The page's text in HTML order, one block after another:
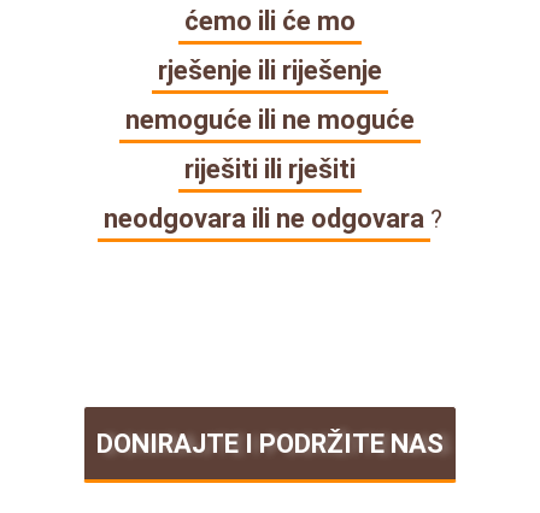
ćemo ili će mo
rješenje ili riješenje
nemoguće ili ne moguće
riješiti ili rješiti
neodgovara ili ne odgovara ?
DONIRAJTE I PODRŽITE NAS